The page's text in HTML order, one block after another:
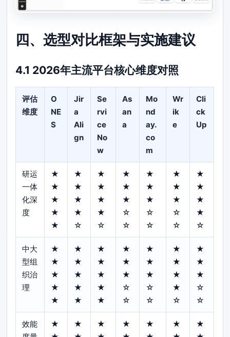
四、选型对比框架与实施建议
4.1 2026年主流平台核心维度对照
评估
维度
O
NE
S
Jir
a
Ali
gn
Se
rvi
ce
No
w
As
an
a
Mo
nd
ay.
co
m
Wr
ik
e
Cli
ck
Up
研运
一体
化深
度
★
★
★
★
★
★
★
★
★
☆
★
★
★
★
☆
★
★
★
☆
☆
★
★
★
☆
☆
★
★
★
☆
☆
★
★
★
★
☆
中大
型组
织治
理
★
★
★
★
★
★
★
★
★
★
★
★
★
★
★
★
★
★
☆
☆
★
★
★
☆
☆
★
★
★
★
☆
★
★
★
☆
☆
效能
★
★
★
★
★
★
★